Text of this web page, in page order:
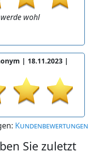
wohl
| 18.11.2023 |
Kundenbewertungen
Sie zuletzt